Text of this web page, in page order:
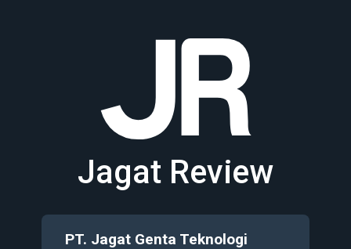
Jagat Review
PT. Jagat Genta Teknologi